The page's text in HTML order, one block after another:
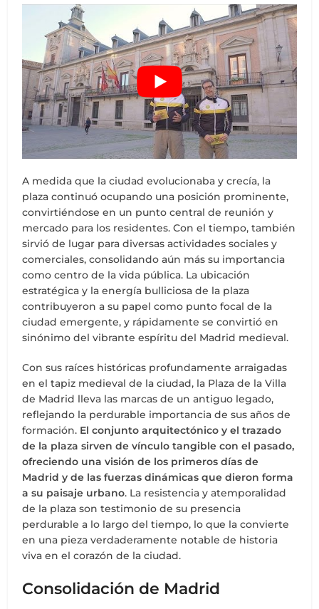
A medida que la ciudad evolucionaba y crecía, la
plaza continuó ocupando una posición prominente,
convirtiéndose en un punto central de reunión y
mercado para los residentes. Con el tiempo, también
sirvió de lugar para diversas actividades sociales y
comerciales, consolidando aún más su importancia
como centro de la vida pública. La ubicación
estratégica y la energía bulliciosa de la plaza
contribuyeron a su papel como punto focal de la
ciudad emergente, y rápidamente se convirtió en
sinónimo del vibrante espíritu del Madrid medieval.
Con sus raíces históricas profundamente arraigadas
en el tapiz medieval de la ciudad, la Plaza de la Villa
de Madrid lleva las marcas de un antiguo legado,
reflejando la perdurable importancia de sus años de
formación. El conjunto arquitectónico y el trazado
de la plaza sirven de vínculo tangible con el pasado,
ofreciendo una visión de los primeros días de
Madrid y de las fuerzas dinámicas que dieron forma
a su paisaje urbano. La resistencia y atemporalidad
de la plaza son testimonio de su presencia
perdurable a lo largo del tiempo, lo que la convierte
en una pieza verdaderamente notable de historia
viva en el corazón de la ciudad.
Consolidación de Madrid